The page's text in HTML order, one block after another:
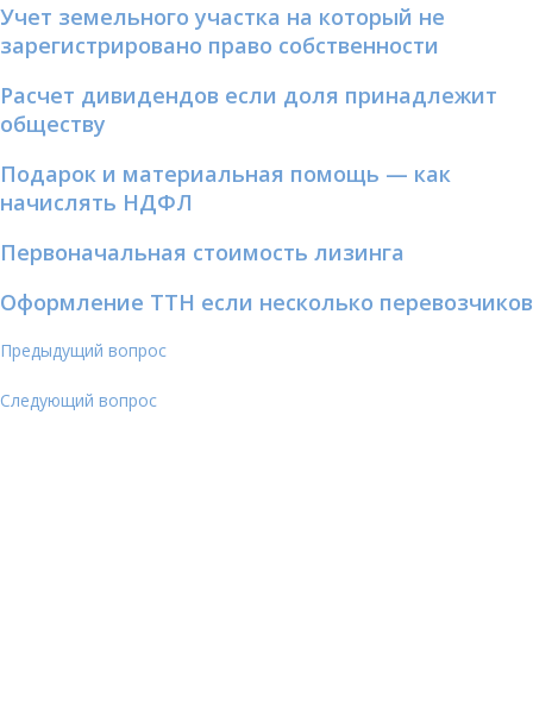
Учет земельного участка на который не
зарегистрировано право собственности
Расчет дивидендов если доля принадлежит
обществу
Подарок и материальная помощь — как
начислять НДФЛ
Первоначальная стоимость лизинга
Оформление ТТН если несколько перевозчиков
Предыдущий вопрос
Следующий вопрос